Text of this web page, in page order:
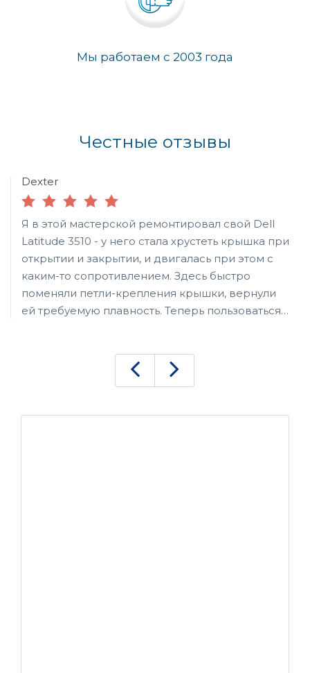
Мы работаем с 2003 года
Честные отзывы
Dexter
Я в этой мастерской ремонтировал свой Dell
Latitude 3510 - у него стала хрустеть крышка при
открытии и закрытии, и двигалась при этом с
каким-то сопротивлением. Здесь быстро
поменяли петли-крепления крышки, вернули
ей требуемую плавность. Теперь пользоваться